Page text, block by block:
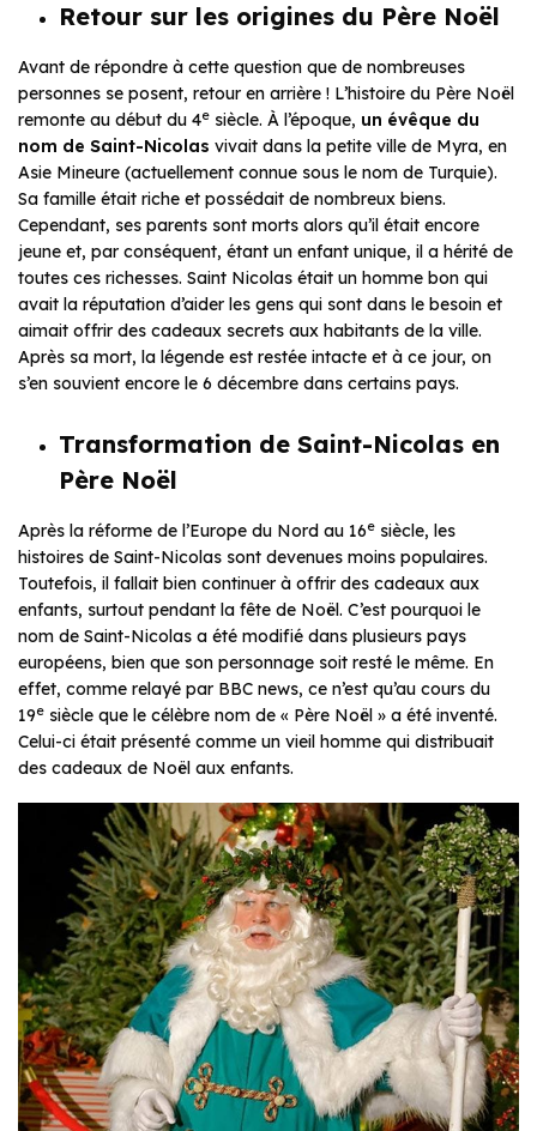
Retour sur les origines du Père Noël
Avant de répondre à cette question que de nombreuses
personnes se posent, retour en arrière ! L’histoire du Père Noël
remonte au début du 4e siècle. À l’époque, un évêque du
nom de Saint-Nicolas vivait dans la petite ville de Myra, en
Asie Mineure (actuellement connue sous le nom de Turquie).
Sa famille était riche et possédait de nombreux biens.
Cependant, ses parents sont morts alors qu’il était encore
jeune et, par conséquent, étant un enfant unique, il a hérité de
toutes ces richesses. Saint Nicolas était un homme bon qui
avait la réputation d’aider les gens qui sont dans le besoin et
aimait offrir des cadeaux secrets aux habitants de la ville.
Après sa mort, la légende est restée intacte et à ce jour, on
s’en souvient encore le 6 décembre dans certains pays.
Transformation de Saint-Nicolas en
Père Noël
Après la réforme de l’Europe du Nord au 16e siècle, les
histoires de Saint-Nicolas sont devenues moins populaires.
Toutefois, il fallait bien continuer à offrir des cadeaux aux
enfants, surtout pendant la fête de Noël. C’est pourquoi le
nom de Saint-Nicolas a été modifié dans plusieurs pays
européens, bien que son personnage soit resté le même. En
effet, comme relayé par BBC news, ce n’est qu’au cours du
19e siècle que le célèbre nom de « Père Noël » a été inventé.
Celui-ci était présenté comme un vieil homme qui distribuait
des cadeaux de Noël aux enfants.